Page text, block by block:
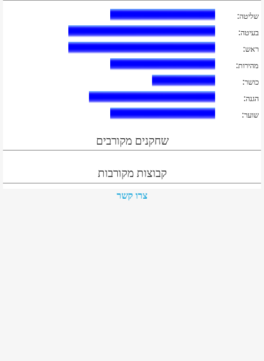
שליטה:
בעיטה:
ראש:
מהירות:
כושר:
הגנה:
שוער:
שחקנים מקורבים
קבוצות מקורבות
צרו קשר